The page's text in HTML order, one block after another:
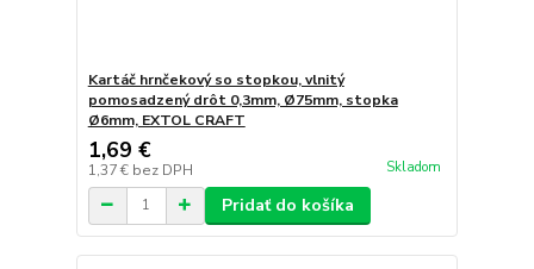
Kartáč hrnčekový so stopkou, vlnitý
pomosadzený drôt 0,3mm, Ø75mm, stopka
Ø6mm, EXTOL CRAFT
1,69 €
1,37 € bez DPH Skladom
Pridať do košíka